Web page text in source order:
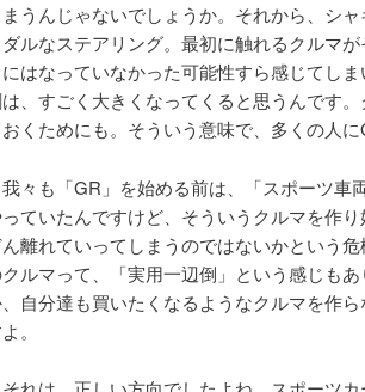
うんじゃないでしょうか。それから、シ
ルなステアリング。最初に触れるクルマ
はなっていなかった可能性すら感じてし
、すごく大きくなってくると思うんです
くためにも。そういう意味で、多くの人に
々も「GR」を始める前は、「スポーツ車
ていたんですけど、そういうクルマを作
離れていってしまうのではないかという
ルマって、「実用一辺倒」という感じも
自分達も買いたくなるようなクルマを作
。